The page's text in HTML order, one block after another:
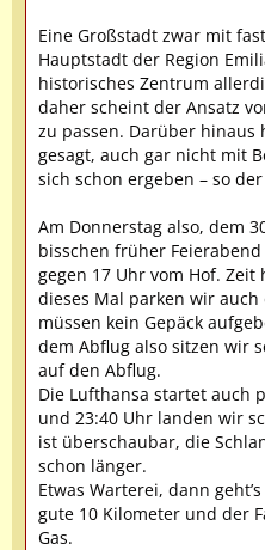
Eine Großstadt zwar mit
Hauptstadt der Region
historisches Zentrum
daher scheint der Ansatz
zu passen. Darüber hinaus
gesagt, auch gar nicht mit
sich schon ergeben – so der
Am Donnerstag also, dem
bisschen früher
gegen 17 Uhr vom Hof.
dieses Mal parken wir
müssen kein Gepäck
dem Abflug also sitzen wir
auf den Abflug.
Die Lufthansa startet auch
und 23:40 Uhr landen wir
ist überschaubar, die
schon länger.
Etwas Warterei, dann
gute 10 Kilometer und der
Gas.